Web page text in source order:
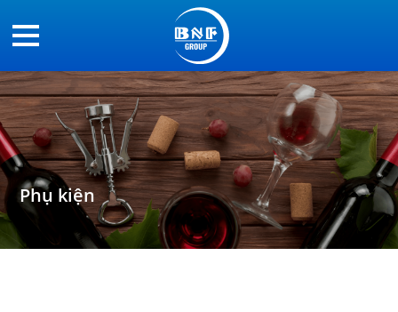
Phụ kiện